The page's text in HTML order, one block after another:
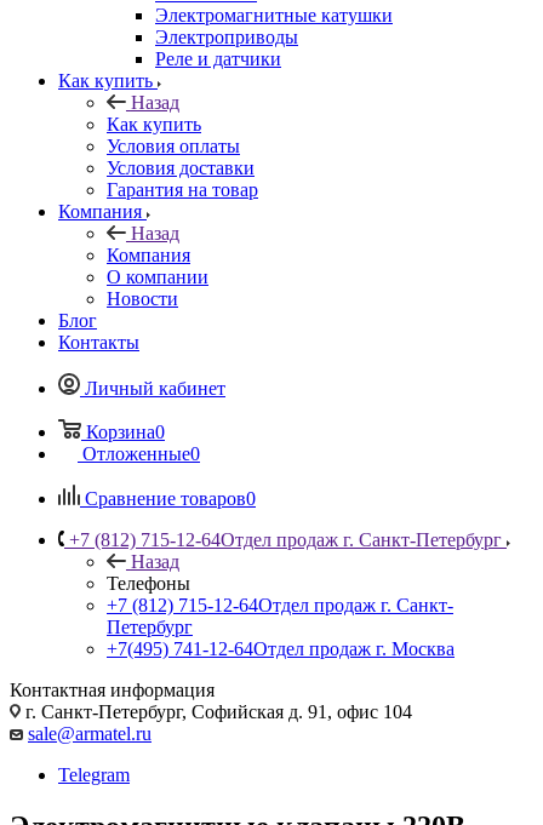
Электромагнитные катушки
Электроприводы
Реле и датчики
Как купить
Назад
Как купить
Условия оплаты
Условия доставки
Гарантия на товар
Компания
Назад
Компания
О компании
Новости
Блог
Контакты
Личный кабинет
Корзина0
Отложенные0
Сравнение товаров0
+7 (812) 715-12-64Отдел продаж г. Санкт-Петербург
Назад
Телефоны
+7 (812) 715-12-64Отдел продаж г. Санкт-
Петербург
+7(495) 741-12-64Отдел продаж г. Москва
Контактная информация
г. Санкт-Петербург, Софийская д. 91, офис 104
sale@armatel.ru
Telegram